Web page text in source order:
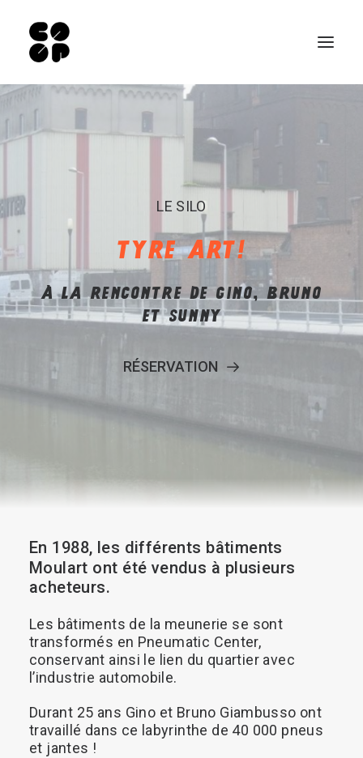
Qui sommes-nous ?
Notre Café
Infos pratiques
EN
LE SILO
TYRE ART!
À LA RENCONTRE DE GINO, BRUNO
ET SUNNY
RÉSERVATION
En 1988, les différents bâtiments
Moulart ont été vendus à plusieurs
acheteurs.
Les bâtiments de la meunerie se sont
transformés en Pneumatic Center,
conservant ainsi le lien du quartier avec
l’industrie automobile.
Durant 25 ans Gino et Bruno Giambusso ont
travaillé dans ce labyrinthe de 40 000 pneus
et jantes !